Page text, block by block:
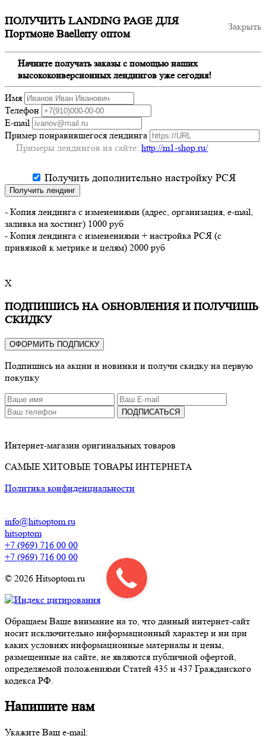
Закрыть
ПОЛУЧИТЬ LANDING PAGE ДЛЯ
Портмоне Baellerry оптом
Начните получать заказы с помощью наших
высококонверсионных лендингов уже сегодня!
Имя
Телефон
E-mail
Пример понравившегося лендинга
Примеры лендингов на сайте: http://m1-shop.ru/
Получить дополнительно настройку РСЯ
Получить лендинг
- Копия лендинга с изменениями (адрес, организация, e-mail,
заливка на хостинг) 1000 руб
- Копия лендинга с изменениями + настройка РСЯ (с
привязкой к метрике и целям) 2000 руб
X
ПОДПИШИСЬ НА ОБНОВЛЕНИЯ И ПОЛУЧИШЬ
СКИДКУ
ОФОРМИТЬ ПОДПИСКУ
Подпишись на акции и новинки и получи скидку на первую
покупку
ПОДПИСАТЬСЯ
Интернет-магазин оригинальных товаров
САМЫЕ ХИТОВЫЕ ТОВАРЫ ИНТЕРНЕТА
Политика конфиденциальности
info@hitsoptom.ru
hitsoptom
+7 (969) 716 00 00
+7 (969) 716 00 00
© 2026 Hitsoptom.ru
Обращаем Ваше внимание на то, что данный интернет-сайт
носит исключительно информационный характер и ни при
каких условиях информационные материалы и цены,
размещенные на сайте, не являются публичной офертой,
определяемой положениями Статей 435 и 437 Гражданского
кодекса РФ.
Напишите нам
Укажите Ваш e-mail: